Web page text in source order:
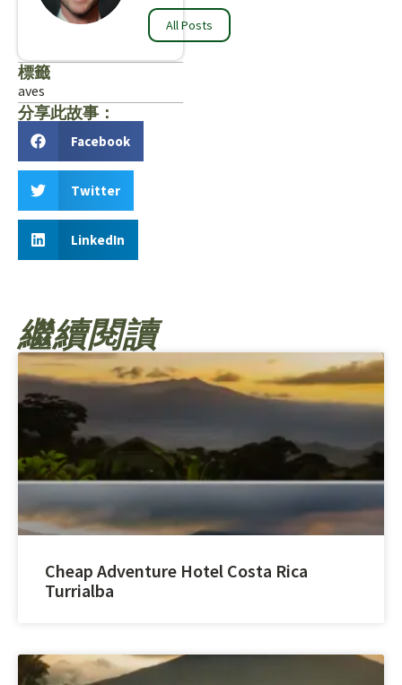
All Posts
標籤
aves
分享此故事：
Facebook
Twitter
LinkedIn
繼續閱讀
Cheap Adventure Hotel Costa Rica
Turrialba